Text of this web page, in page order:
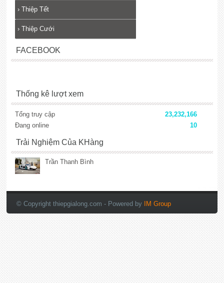
› Thiệp Tết
› Thiệp Cưới
FACEBOOK
Thống kê lượt xem
Tổng truy cập
23,232,166
Đang online
10
Trải Nghiệm Của KHàng
Trần Thanh Bình
© Copyright thiepgialong.com - Powered by IM Group